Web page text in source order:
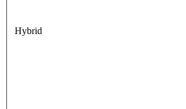
Hybrid